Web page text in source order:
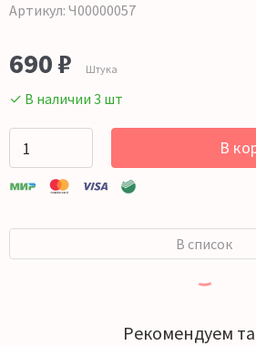
Артикул: Ч00000057
690 ₽ Штука
✓ В наличии 3 шт
В
В список
Рекомендуем